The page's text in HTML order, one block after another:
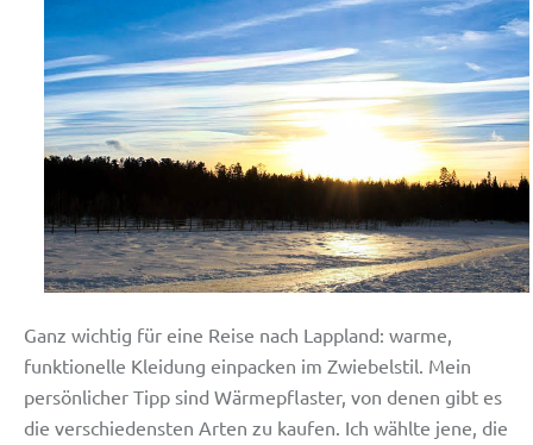
Ganz wichtig für eine Reise nach Lappland: warme,
funktionelle Kleidung einpacken im Zwiebelstil. Mein
persönlicher Tipp sind Wärmepflaster, von denen gibt es
die verschiedensten Arten zu kaufen. Ich wählte jene, die